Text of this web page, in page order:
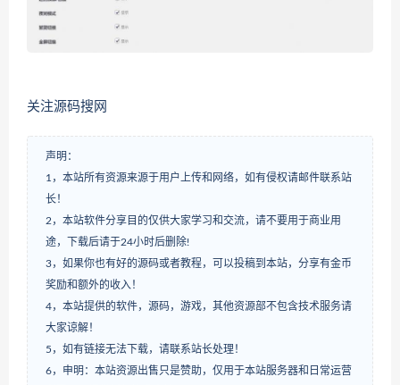
关注源码搜网
声明：
1，本站所有资源来源于用户上传和网络，如有侵权请邮件联系站
长！
2，本站软件分享目的仅供大家学习和交流，请不要用于商业用
途，下载后请于24小时后删除!
3，如果你也有好的源码或者教程，可以投稿到本站，分享有金币
奖励和额外的收入！
4，本站提供的软件，源码，游戏，其他资源部不包含技术服务请
大家谅解！
5，如有链接无法下载，请联系站长处理！
6，申明：本站资源出售只是赞助，仅用于本站服务器和日常运营